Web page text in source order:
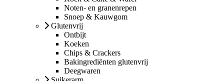
Noten- en granenrepen
Snoep & Kauwgom
Glutenvrij
Ontbijt
Koeken
Chips & Crackers
Bakingrediënten glutenvrij
Deegwaren